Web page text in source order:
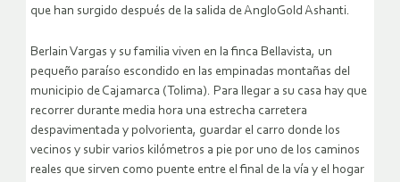
que han surgido después de la salida de AngloGold Ashanti.
Berlain Vargas y su familia viven en la finca Bellavista, un
pequeño paraíso escondido en las empinadas montañas del
municipio de Cajamarca (Tolima). Para llegar a su casa hay que
recorrer durante media hora una estrecha carretera
despavimentada y polvorienta, guardar el carro donde los
vecinos y subir varios kilómetros a pie por uno de los caminos
reales que sirven como puente entre el final de la vía y el hogar